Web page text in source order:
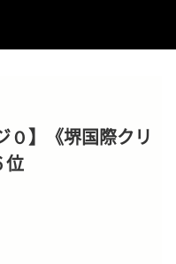
０】《堺国際クリ
位